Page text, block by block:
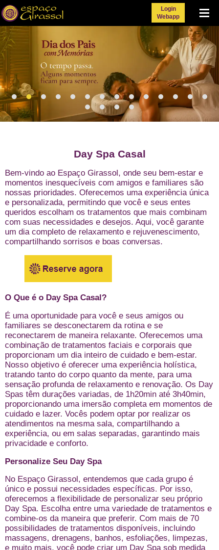
Login
Webapp
Menu
Day Spa Casal
Bem-vindo ao Espaço Girassol, onde seu bem-estar e
momentos inesquecíveis com amigos e familiares são
nossas prioridades. Oferecemos uma experiência única
e personalizada, permitindo que você e seus entes
queridos escolham os tratamentos que mais combinam
com suas necessidades e desejos. Aqui, você garante
um dia completo de relaxamento e rejuvenescimento,
compartilhando sorrisos e boas conversas.
O Que é o Day Spa Casal?
É uma oportunidade para você e seus amigos ou
familiares se desconectarem da rotina e se
reconectarem de maneira relaxante. Oferecemos uma
combinação de tratamentos faciais e corporais que
proporcionam um dia inteiro de cuidado e bem-estar.
Nosso objetivo é oferecer uma experiência holística,
tratando tanto do corpo quanto da mente, para uma
sensação profunda de relaxamento e renovação. Os Day
Spas têm durações variadas, de 1h20min até 3h40min,
proporcionando uma imersão completa em momentos de
cuidado e lazer. Vocês podem optar por realizar os
atendimentos na mesma sala, compartilhando a
experiência, ou em salas separadas, garantindo mais
privacidade e conforto.
Personalize Seu Day Spa
No Espaço Girassol, entendemos que cada grupo é
único e possui necessidades específicas. Por isso,
oferecemos a flexibilidade de personalizar seu próprio
Day Spa. Escolha entre uma variedade de tratamentos e
combine-os da maneira que preferir. Com mais de 70
possibilidades de tratamentos disponíveis, incluindo
massagens, drenagens, banhos, esfoliações, limpezas,
e muito mais, você pode criar um Day Spa sob medida